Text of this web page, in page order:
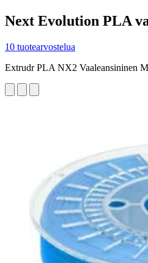
Next Evolution PLA
10 tuotearvostelua
Extrudr PLA NX2 Vaaleansininen